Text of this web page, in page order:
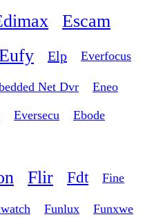
Escam
Elp Everfocus
Net Dvr Eneo
Eversecu Ebode
Flir Fdt Fine
Funlux Funxwe